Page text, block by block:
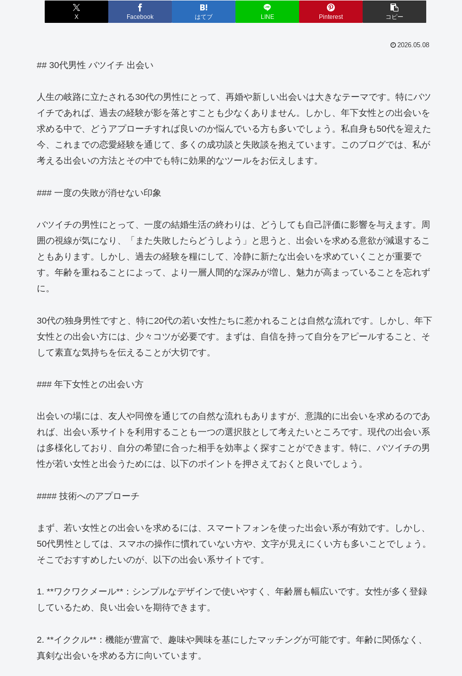
X Facebook はてブ LINE Pinterest コピー
2026.05.08
## 30代男性 バツイチ 出会い
人生の岐路に立たされる30代の男性にとって、再婚や新しい出会いは大きなテーマです。特にバツ
イチであれば、過去の経験が影を落とすことも少なくありません。しかし、年下女性との出会いを
求める中で、どうアプローチすれば良いのか悩んでいる方も多いでしょう。私自身も50代を迎えた
今、これまでの恋愛経験を通じて、多くの成功談と失敗談を抱えています。このブログでは、私が
考える出会いの方法とその中でも特に効果的なツールをお伝えします。
### 一度の失敗が消せない印象
バツイチの男性にとって、一度の結婚生活の終わりは、どうしても自己評価に影響を与えます。周
囲の視線が気になり、「また失敗したらどうしよう」と思うと、出会いを求める意欲が減退するこ
ともあります。しかし、過去の経験を糧にして、冷静に新たな出会いを求めていくことが重要で
す。年齢を重ねることによって、より一層人間的な深みが増し、魅力が高まっていることを忘れず
に。
30代の独身男性ですと、特に20代の若い女性たちに惹かれることは自然な流れです。しかし、年下
女性との出会い方には、少々コツが必要です。まずは、自信を持って自分をアピールすること、そ
して素直な気持ちを伝えることが大切です。
### 年下女性との出会い方
出会いの場には、友人や同僚を通じての自然な流れもありますが、意識的に出会いを求めるのであ
れば、出会い系サイトを利用することも一つの選択肢として考えたいところです。現代の出会い系
は多様化しており、自分の希望に合った相手を効率よく探すことができます。特に、バツイチの男
性が若い女性と出会うためには、以下のポイントを押さえておくと良いでしょう。
#### 技術へのアプローチ
まず、若い女性との出会いを求めるには、スマートフォンを使った出会い系が有効です。しかし、
50代男性としては、スマホの操作に慣れていない方や、文字が見えにくい方も多いことでしょう。
そこでおすすめしたいのが、以下の出会い系サイトです。
1. **ワクワクメール**：シンプルなデザインで使いやすく、年齢層も幅広いです。女性が多く登録
しているため、良い出会いを期待できます。
2. **イククル**：機能が豊富で、趣味や興味を基にしたマッチングが可能です。年齢に関係なく、
真剣な出会いを求める方に向いています。